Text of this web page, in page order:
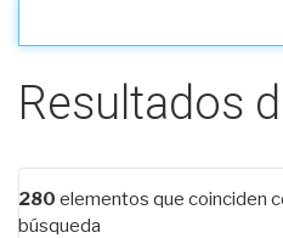
Resultados
280 elementos que coinciden
búsqueda